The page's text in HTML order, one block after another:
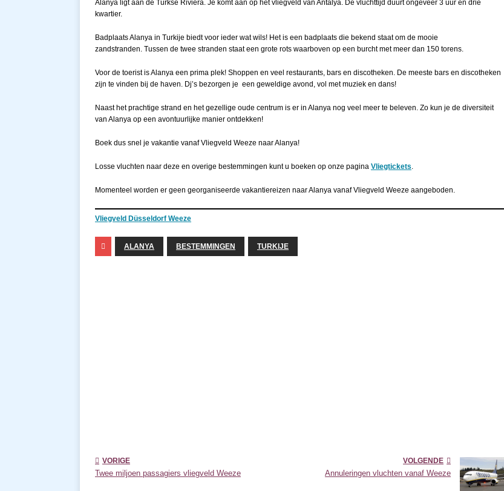
Alanya ligt aan de Turkse Riviera. Je komt aan op het vliegveld van Antalya. De vluchttijd duurt ongeveer 3 uur en drie
kwartier.
Badplaats Alanya in Turkije biedt voor ieder wat wils! Het is een badplaats die bekend staat om de mooie
zandstranden. Tussen de twee stranden staat een grote rots waarboven op een burcht met meer dan 150 torens.
Voor de toerist is Alanya een prima plek! Shoppen en veel restaurants, bars en discotheken. De meeste bars en discotheken
zijn te vinden bij de haven. Dj’s bezorgen je een geweldige avond, vol met muziek en dans!
Naast het prachtige strand en het gezellige oude centrum is er in Alanya nog veel meer te beleven. Zo kun je de diversiteit
van Alanya op een avontuurlijke manier ontdekken!
Boek dus snel je vakantie vanaf Vliegveld Weeze naar Alanya!
Losse vluchten naar deze en overige bestemmingen kunt u boeken op onze pagina Vliegtickets.
Momenteel worden er geen georganiseerde vakantiereizen naar Alanya vanaf Vliegveld Weeze aangeboden.
Vliegveld Düsseldorf Weeze
ALANYA BESTEMMINGEN TURKIJE
VORIGE
Twee miljoen passagiers vliegveld Weeze
VOLGENDE
Annuleringen vluchten vanaf Weeze